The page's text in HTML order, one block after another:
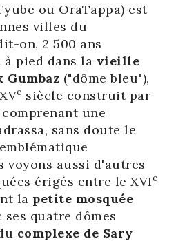
ou OraTappa) est
villes du
on, 2 500 ans
à pied dans la vieille
("dôme bleu"),
e siècle construit par
une
sans doute le
voyons aussi d'autres
érigés entre le XVIe
la petite mosquée
ses quatre dômes
complexe de Sary